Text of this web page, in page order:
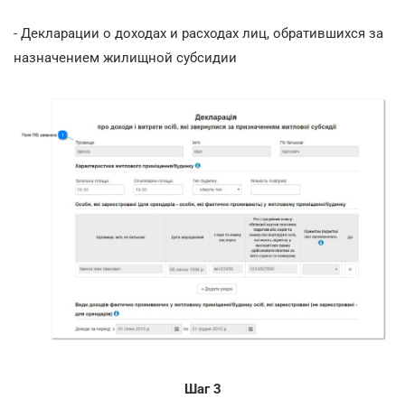
- Декларации о доходах и расходах лиц, обратившихся за
назначением жилищной субсидии
Шаг 3